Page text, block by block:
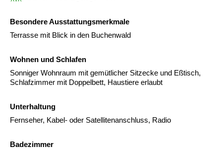
Besondere Ausstattungsmerkmale
Terrasse mit Blick in den Buchenwald
Wohnen und Schlafen
Sonniger Wohnraum mit gemütlicher Sitzecke und Eßtisch,
Schlafzimmer mit Doppelbett, Haustiere erlaubt
Unterhaltung
Fernseher, Kabel- oder Satellitenanschluss, Radio
Badezimmer